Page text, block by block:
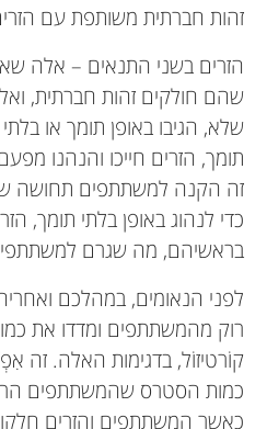
זהות חברתית משותפת עם
הזרים בשני התנאים – אלה
שהם חולקים זהות חברתית,
שלא, הגיבו באופן תומך או
תומך, הזרים חייכו והנהנו
זה הקנה למשתתפים תחושה
כדי לנהוג באופן בלתי תומך,
בראשיהם, מה שגרם
לפני הנאומים, במהלכם
רוק מהמשתתפים ומדדו את
קוֹרטיזוֹל, בדגימות האלה. זה
כמות הסטרס שהמשתתפים
כאשר המשתתפים והזרים